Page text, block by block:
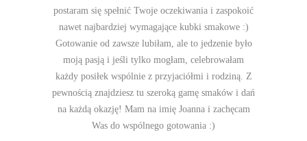
postaram się spełnić Twoje oczekiwania i zaspokoić
nawet najbardziej wymagające kubki smakowe :)
Gotowanie od zawsze lubiłam, ale to jedzenie było
moją pasją i jeśli tylko mogłam, celebrowałam
każdy posiłek wspólnie z przyjaciółmi i rodziną. Z
pewnością znajdziesz tu szeroką gamę smaków i dań
na każdą okazję! Mam na imię Joanna i zachęcam
Was do wspólnego gotowania :)